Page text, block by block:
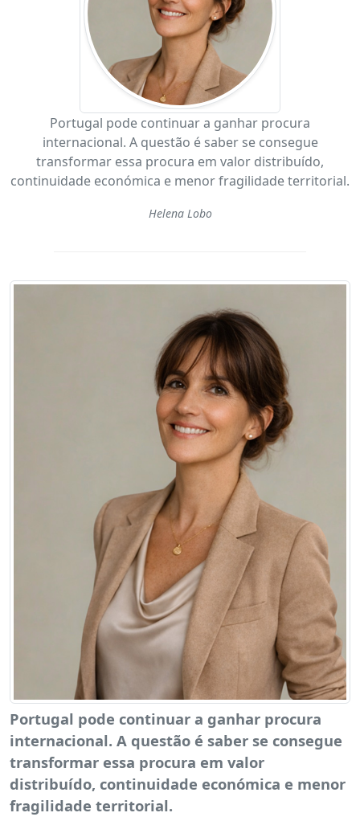
Portugal pode continuar a ganhar procura
internacional. A questão é saber se consegue
transformar essa procura em valor distribuído,
continuidade económica e menor fragilidade territorial.
Helena Lobo
Portugal pode continuar a ganhar procura
internacional. A questão é saber se consegue
transformar essa procura em valor
distribuído, continuidade económica e menor
fragilidade territorial.